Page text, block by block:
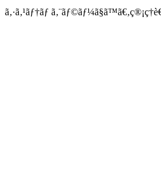
ã‚·ã‚¹ãƒ†ãƒ